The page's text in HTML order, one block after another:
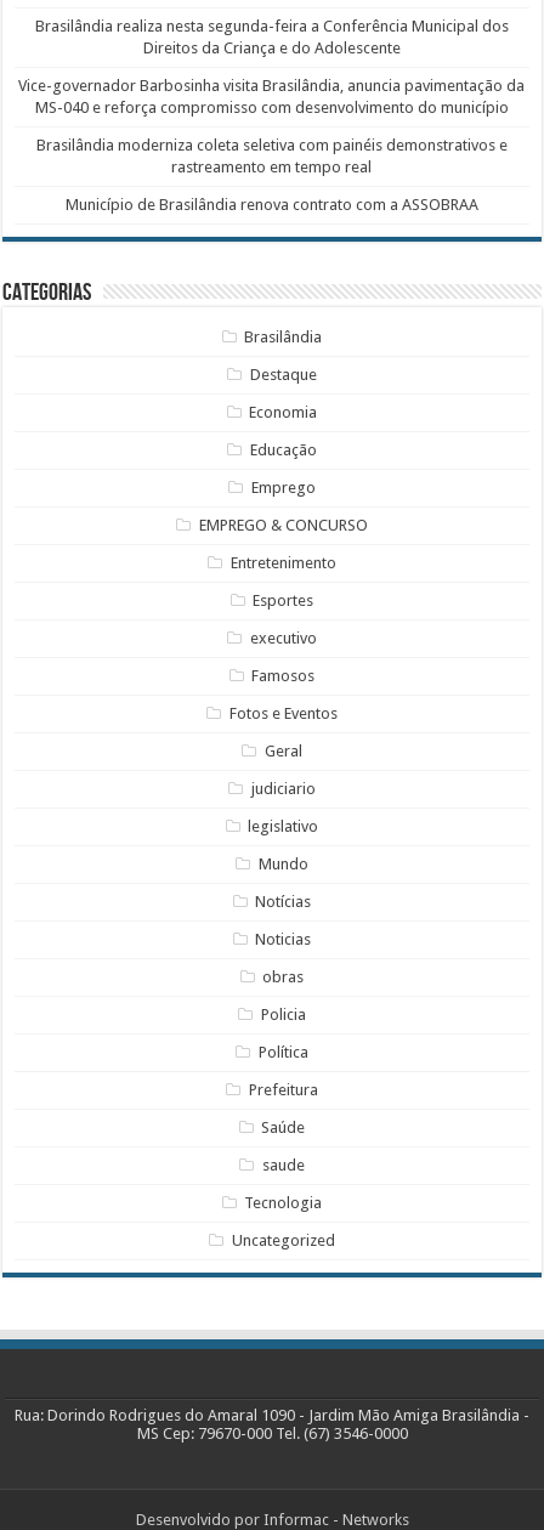
Brasilândia realiza nesta segunda-feira a Conferência Municipal dos
Direitos da Criança e do Adolescente
Vice-governador Barbosinha visita Brasilândia, anuncia pavimentação da
MS-040 e reforça compromisso com desenvolvimento do município
Brasilândia moderniza coleta seletiva com painéis demonstrativos e
rastreamento em tempo real
Município de Brasilândia renova contrato com a ASSOBRAA
Categorias
Brasilândia
Destaque
Economia
Educação
Emprego
EMPREGO & CONCURSO
Entretenimento
Esportes
executivo
Famosos
Fotos e Eventos
Geral
judiciario
legislativo
Mundo
Notícias
Noticias
obras
Policia
Política
Prefeitura
Saúde
saude
Tecnologia
Uncategorized
Rua: Dorindo Rodrigues do Amaral 1090 - Jardim Mão Amiga Brasilândia -
MS Cep: 79670-000 Tel. (67) 3546-0000
Desenvolvido por Informac - Networks